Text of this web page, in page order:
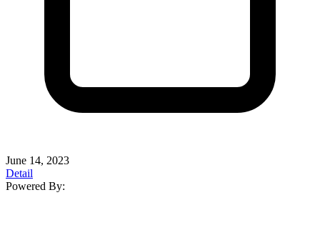
June 14, 2023
Detail
Powered By: